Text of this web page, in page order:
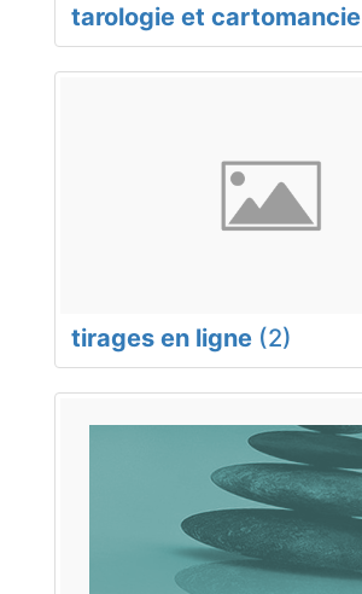
tarologie et cartomancie
tirages en ligne (2)